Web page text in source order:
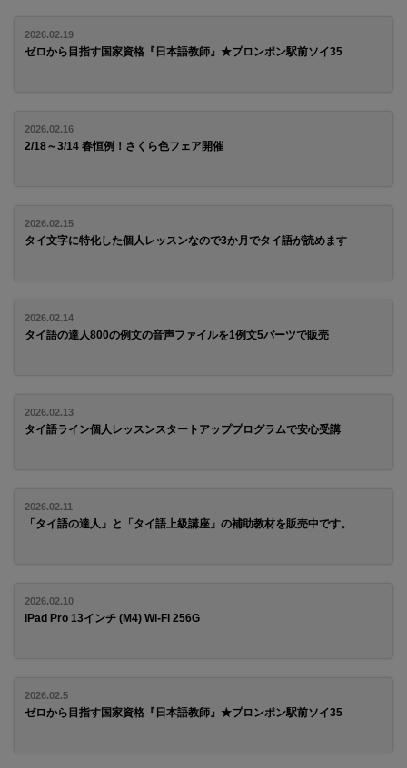
2026.02.19
ゼロから目指す国家資格『日本語教師』★プロンポン駅前ソイ35
2026.02.16
2/18～3/14 春恒例！さくら色フェア開催
2026.02.15
タイ文字に特化した個人レッスンなので3か月でタイ語が読めます
2026.02.14
タイ語の達人800の例文の音声ファイルを1例文5バーツで販売
2026.02.13
タイ語ライン個人レッスンスタートアッププログラムで安心受講
2026.02.11
「タイ語の達人」と「タイ語上級講座」の補助教材を販売中です。
2026.02.10
iPad Pro 13インチ (M4) Wi-Fi 256G
2026.02.5
ゼロから目指す国家資格『日本語教師』★プロンポン駅前ソイ35